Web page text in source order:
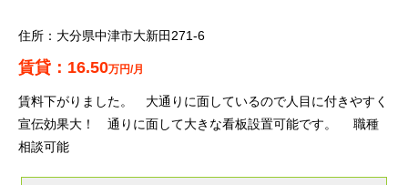
大分県中津市大新田271-6
16.50万円/月
賃料下がりました。 大通りに面しているので人目に付きやすく
宣伝効果大！ 通りに面して大きな看板設置可能です。 職種
相談可能